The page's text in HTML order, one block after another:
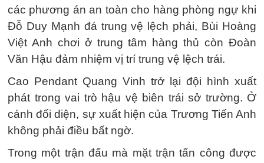
các phương án an toàn cho hàng phòng ngự khi
Đỗ Duy Mạnh đá trung vệ lệch phải, Bùi Hoàng
Việt Anh chơi ở trung tâm hàng thủ còn Đoàn
Văn Hậu đảm nhiệm vị trí trung vệ lệch trái.
Cao Pendant Quang Vinh trở lại đội hình xuất
phát trong vai trò hậu vệ biên trái sở trường. Ở
cánh đối diện, sự xuất hiện của Trương Tiến Anh
không phải điều bất ngờ.
Trong một trận đấu mà mặt trận tấn công được